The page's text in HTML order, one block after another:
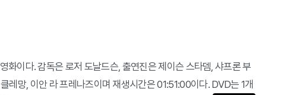
이다. 감독은 로저 도날드슨, 출연진은 제이슨 스타뎀, 샤프론 부
레망, 이안 라 프레나즈이며 재생시간은 01:51:00이다. DVD는 1개